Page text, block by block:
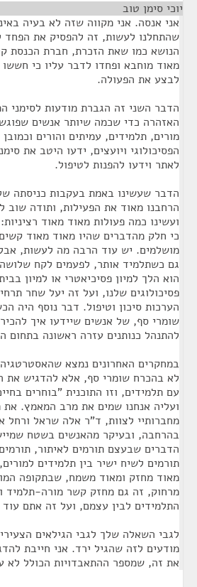
יוכי סימן טוב
אני אנסה. אני מקווה שזה לא בעיה
שהתחלנו לעשות, זה להפסיק את הפחד
הנושא כמו שאת הזכרת, חברת הכנסת
מאוד מוחבא ופחדו לדבר עליו כי
לבצע את הפעולה.
הדבר השני זה הגברת מודעות לסימני
האזהרה כדי שכמה שיותר אנשים
מורים, תלמידים, עמיתים והורים
הפסיכולוגי ויועצים, ידעו היטב את
לאתר וידעו להפנות לטיפול.
הדבר שעשינו באמת בעקבות כניסתה
הרחבנו מאוד את הפעילות, ותודה שוב
ועשינו כמה פעולות מאוד מאוד
כי חלק מהדברים שהיו מאוד מאוד
מושלמים. יש עוד הרבה מה לעשות,
גם כשתלמיד אותר, לפעמים לקח
הוא הלך למיון פסיכיאטרי או למיון
פסיכולוגים שלנו, ועל זה יעל שחר
הערכות סיכון וטיפול. דבר נוסף היה
שומרי סף, של אנשים שיידעו איך
להתנהל כנותנים עזרה ראשונה בתחום
במחקרים האחרונים נמצא
לא בהכרח שומרי סף, אלא להדגיש את
עם תלמידים, וזו התוכנית "בוחרים
ועליה אנחנו שמים את מרב המאמץ.
מחברותיי לצוות, ד"ר אלה שראל ורחל
בהרחבה, ובעיקר מהאנשים בשטח
הדברים שבעצם תורמים לאיתור,
תורמים לשיח ישיר בין תלמידים
מאוד מחזק ומאוד משמח, שבתקופה
מרחוק, זה גם מחזק קשר מורה-תלמיד
התלמידים לבין עצמם, ועל זה אתם
לגבי השאלה שלך לגבי הגילאים
מודעים לזה שהגיל ירד. אני חייבת
את זה, שמספר ההתאבדויות הכולל לא